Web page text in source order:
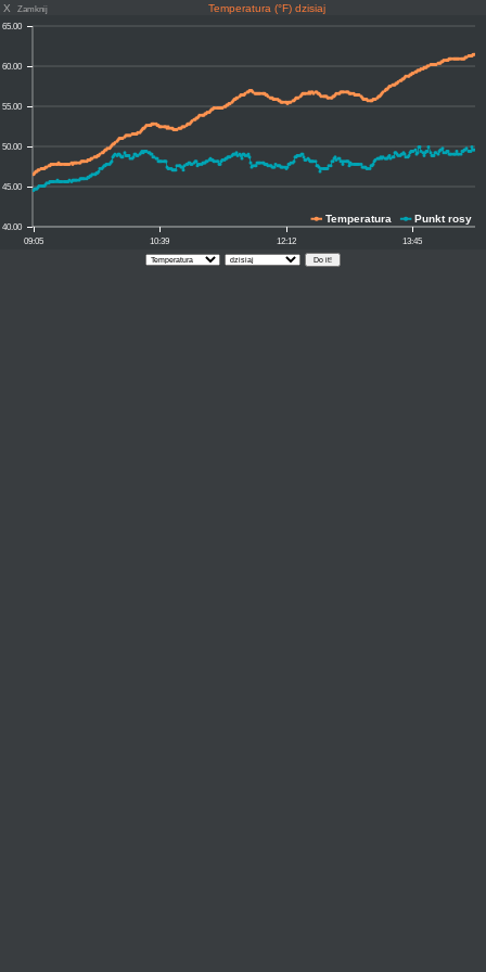
X Zamknij Temperatura (°F) dzisiaj